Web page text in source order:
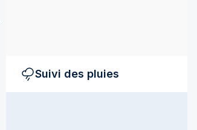
Suivi des pluies